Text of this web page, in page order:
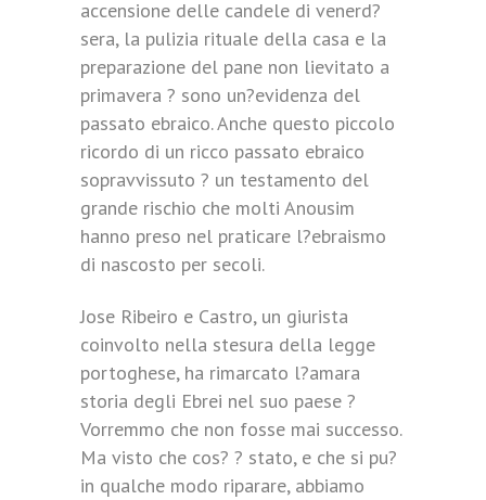
accensione delle candele di venerd?
sera, la pulizia rituale della casa e la
preparazione del pane non lievitato a
primavera ? sono un?evidenza del
passato ebraico. Anche questo piccolo
ricordo di un ricco passato ebraico
sopravvissuto ? un testamento del
grande rischio che molti Anousim
hanno preso nel praticare l?ebraismo
di nascosto per secoli.
Jose Ribeiro e Castro, un giurista
coinvolto nella stesura della legge
portoghese, ha rimarcato l?amara
storia degli Ebrei nel suo paese ?
Vorremmo che non fosse mai successo.
Ma visto che cos? ? stato, e che si pu?
in qualche modo riparare, abbiamo